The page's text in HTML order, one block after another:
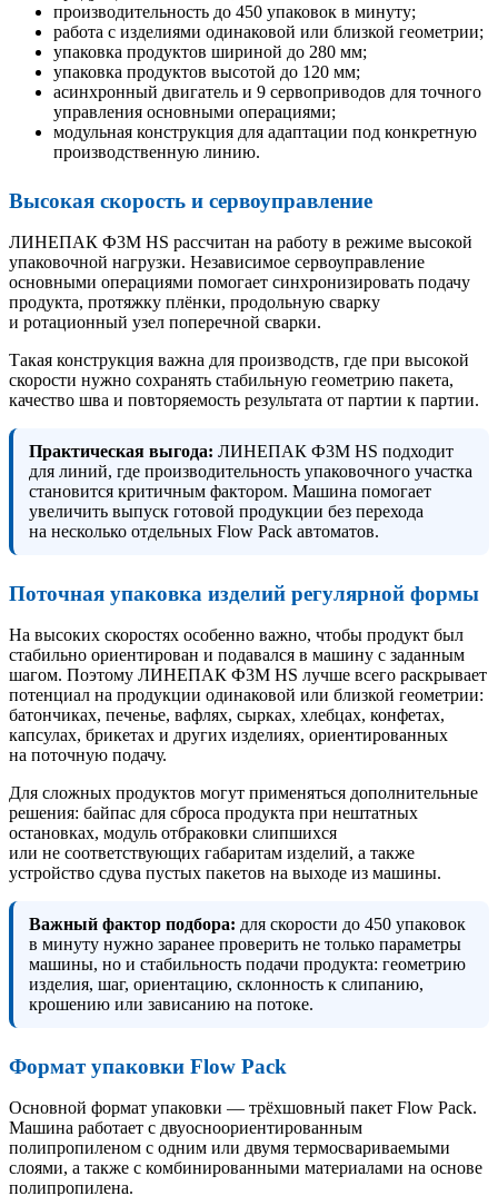
производительность до 450 упаковок в минуту;
работа с изделиями одинаковой или близкой геометрии;
упаковка продуктов шириной до 280 мм;
упаковка продуктов высотой до 120 мм;
асинхронный двигатель и 9 сервоприводов для точного
управления основными операциями;
модульная конструкция для адаптации под конкретную
производственную линию.
Высокая скорость и сервоуправление
ЛИНЕПАК Ф3М HS рассчитан на работу в режиме высокой
упаковочной нагрузки. Независимое сервоуправление
основными операциями помогает синхронизировать подачу
продукта, протяжку плёнки, продольную сварку
и ротационный узел поперечной сварки.
Такая конструкция важна для производств, где при высокой
скорости нужно сохранять стабильную геометрию пакета,
качество шва и повторяемость результата от партии к партии.
Практическая выгода: ЛИНЕПАК Ф3М HS подходит
для линий, где производительность упаковочного участка
становится критичным фактором. Машина помогает
увеличить выпуск готовой продукции без перехода
на несколько отдельных Flow Pack автоматов.
Поточная упаковка изделий регулярной формы
На высоких скоростях особенно важно, чтобы продукт был
стабильно ориентирован и подавался в машину с заданным
шагом. Поэтому ЛИНЕПАК Ф3М HS лучше всего раскрывает
потенциал на продукции одинаковой или близкой геометрии:
батончиках, печенье, вафлях, сырках, хлебцах, конфетах,
капсулах, брикетах и других изделиях, ориентированных
на поточную подачу.
Для сложных продуктов могут применяться дополнительные
решения: байпас для сброса продукта при нештатных
остановках, модуль отбраковки слипшихся
или не соответствующих габаритам изделий, а также
устройство сдува пустых пакетов на выходе из машины.
Важный фактор подбора: для скорости до 450 упаковок
в минуту нужно заранее проверить не только параметры
машины, но и стабильность подачи продукта: геометрию
изделия, шаг, ориентацию, склонность к слипанию,
крошению или зависанию на потоке.
Формат упаковки Flow Pack
Основной формат упаковки — трёхшовный пакет Flow Pack.
Машина работает с двуосноориентированным
полипропиленом с одним или двумя термосвариваемыми
слоями, а также с комбинированными материалами на основе
полипропилена.